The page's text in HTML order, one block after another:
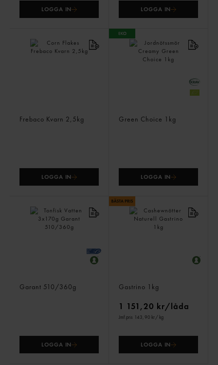
LOGGA IN LOGGA IN
Frebaco Kvarn 2,5kg
LOGGA IN
Green Choice 1kg
LOGGA IN
Garant 510/360g
LOGGA IN
Gastrino 1kg
1 151,20 kr/låda
Jmf.pris 143,90 kr/ kg
LOGGA IN